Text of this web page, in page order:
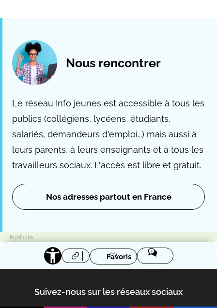
Nous rencontrer
Le réseau Info jeunes est accessible à tous les
publics (collégiens, lycéens, étudiants,
salariés, demandeurs d'emploi...) mais aussi à
leurs parents, à leurs enseignants et à tous les
travailleurs sociaux. L'accès est libre et gratuit.
Nos adresses partout en France
Favoris
Suivez-nous sur les réseaux sociaux